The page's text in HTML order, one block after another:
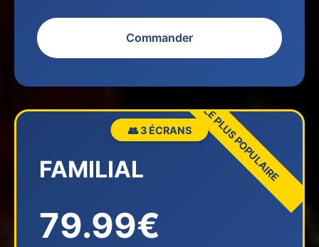
Commander
👥 3 ÉCRANS
FAMILIAL
79.99€